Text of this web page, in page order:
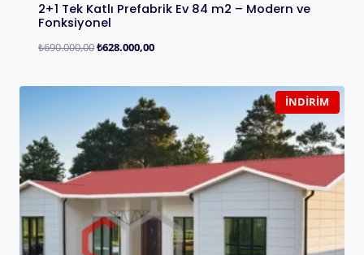
2+1 Tek Katlı Prefabrik Ev 84 m2 – Modern ve
Fonksiyonel
₺690.000,00₺628.000,00
İNDIRIM